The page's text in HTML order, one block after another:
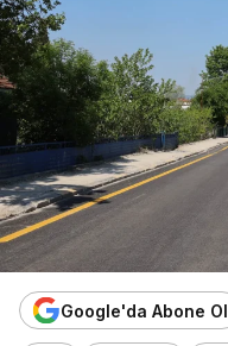
Google'da Abone Ol